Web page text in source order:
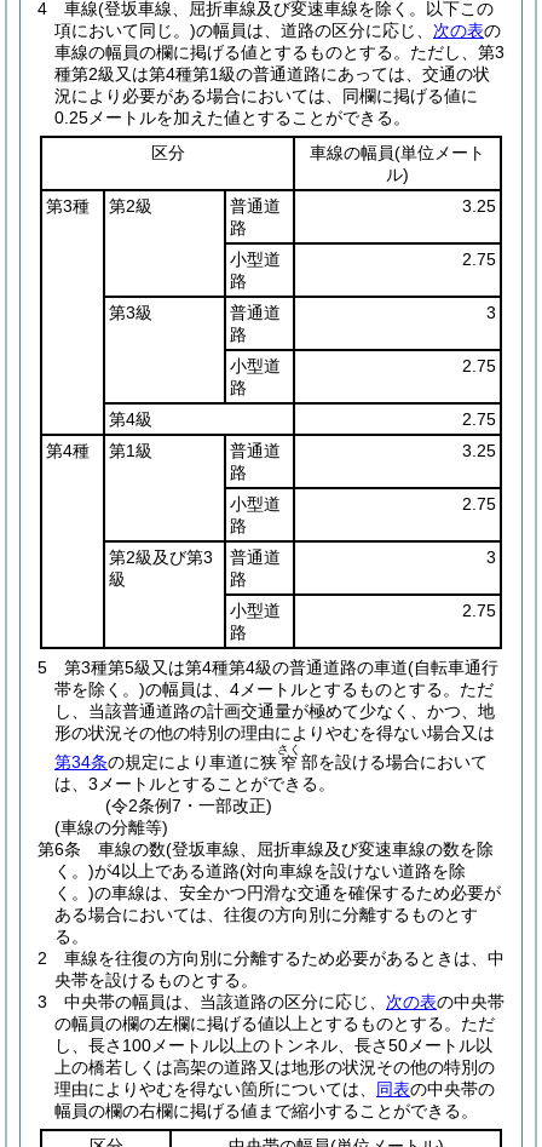
4
車線(登坂車線、屈折車線及び変速車線を除く。以下この
項において同じ。)の幅員は、道路の区分に応じ、 次の表の
車線の幅員の欄に掲げる値とするものとする。 ただし、第3
種第2級又は第4種第1級の普通道路にあっては、交通の状
況により必要がある場合においては、同欄に掲げる値に
0.25メートルを加えた値とすることができる。
区分
車線の幅員(単位メート
ル)
第3種
第2級
普通道
路
3.25
小型道
路
2.75
第3級
普通道
路
3
小型道
路
2.75
第4級
2.75
第4種
第1級
普通道
路
3.25
小型道
路
2.75
第2級及び第3
級
普通道
路
3
小型道
路
2.75
5 第3種第5級又は第4種第4級の普通道路の車道(自転車通行
帯を除く。)の幅員は、4メートルとするものとする。 ただ
し、当該普通道路の計画交通量が極めて少なく、かつ、地
形の状況その他の特別の理由によりやむを得ない場合又は
第34条の規定により車道に狭 窄
さく
部を設ける場合において
は、3メートルとすることができる。
(令2条例7・一部改正)
(車線の分離等)
第6条
車線の数(登坂車線、屈折車線及び変速車線の数を除
く。)が4以上である道路(対向車線を設けない道路を除
く。)の車線は、安全かつ円滑な交通を確保するため必要が
ある場合においては、往復の方向別に分離するものとす
る。
2
車線を往復の方向別に分離するため必要があるときは、中
央帯を設けるものとする。
3
中央帯の幅員は、当該道路の区分に応じ、 次の表の中央帯
の幅員の欄の左欄に掲げる値以上とするものとする。 ただ
し、長さ100メートル以上のトンネル、長さ50メートル以
上の橋若しくは高架の道路又は地形の状況その他の特別の
理由によりやむを得ない箇所については、 同表の中央帯の
幅員の欄の右欄に掲げる値まで縮小することができる。